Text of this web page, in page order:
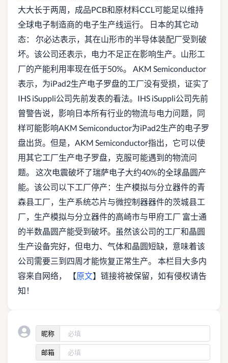
大大长于两周，成品PCB和原材料CCL可能足以维持
全球电子制造商的电子生产线运行。 日本的其它动
态： 尔必达表示，其在山形市的半导体装配厂受到破
坏。该公司还表示，电力不足正在影响生产。山形工
厂的产能利用率现在低于50%。 AKM Semiconductor
表示，为iPad2生产电子罗盘的工厂没有受损，证实了
IHS iSuppli公司先前发表的看法。IHS iSuppli公司先前
曾警告说，影响日本所有行业的物流与电力问题，同
样可能影响AKM Semiconductor为iPad2生产的电子罗
盘出货。但是，AKM Semiconductor指出，它可以使
用其它工厂生产电子罗盘，克服可能遇到的物流问
题。 这次电震破坏了瑞萨电子大约40%的全球晶圆产
能。该公司以下工厂停产：生产模拟与分立器件的青
森县工厂，生产系统芯片与微控制器器件的茨城县工
厂，生产模拟与分立器件的高崎市与甲府工厂 富士通
的半数晶圆产能受到破坏。虽然该公司的工厂和晶圆
生产设备完好，但电力、气体和晶圆短缺，意味着该
公司需要三到四周才能恢复正常生产。 本栏目大多内
容来自网络， 【原文】链接将被保留，如有侵权请告
知！
昵称
邮箱